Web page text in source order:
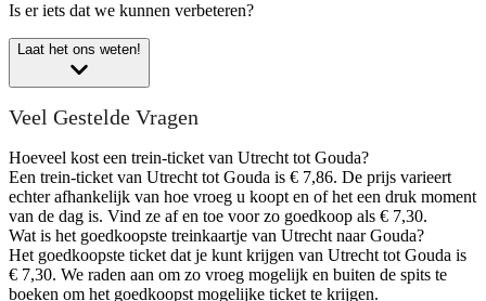
Is er iets dat we kunnen verbeteren?
Laat het ons weten!
Veel Gestelde Vragen
Hoeveel kost een trein-ticket van Utrecht tot Gouda?
Een trein-ticket van Utrecht tot Gouda is € 7,86. De prijs varieert
echter afhankelijk van hoe vroeg u koopt en of het een druk moment
van de dag is. Vind ze af en toe voor zo goedkoop als € 7,30.
Wat is het goedkoopste treinkaartje van Utrecht naar Gouda?
Het goedkoopste ticket dat je kunt krijgen van Utrecht tot Gouda is
€ 7,30. We raden aan om zo vroeg mogelijk en buiten de spits te
boeken om het goedkoopst mogelijke ticket te krijgen.